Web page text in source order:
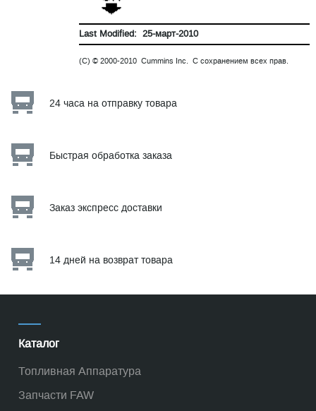
Last Modified: 25-март-2010
(C) © 2000-2010 Cummins Inc. С сохранением всех прав.
24 часа на отправку товара
Быстрая обработка заказа
Заказ экспресс доставки
14 дней на возврат товара
Каталог
Топливная Аппаратура
Запчасти FAW